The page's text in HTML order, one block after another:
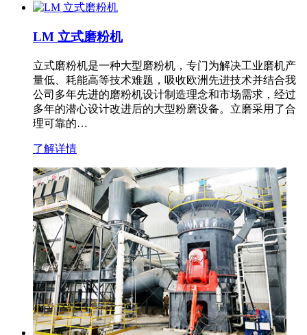
LM 立式磨粉机
立式磨粉机是一种大型磨粉机，专门为解决工业磨机产
量低、耗能高等技术难题，吸收欧洲先进技术并结合我
公司多年先进的磨粉机设计制造理念和市场需求，经过
多年的潜心设计改进后的大型粉磨设备。立磨采用了合
理可靠的…
了解详情